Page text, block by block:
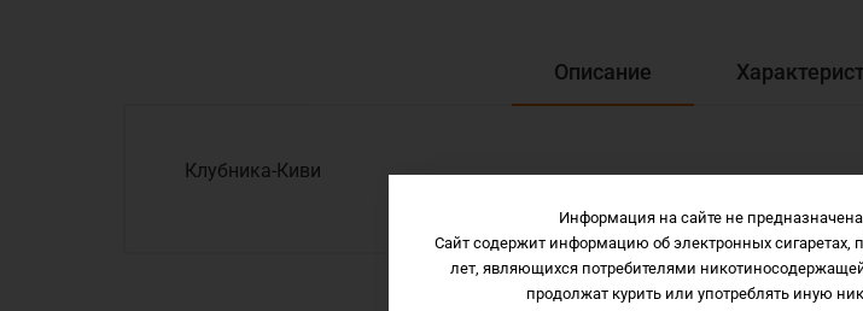
Описание
Клубника-Киви
Информация на сайте не
Сайт содержит информацию об электронных сигаретах,
лет, являющихся потребителями
продолжат курить или употреблять иную